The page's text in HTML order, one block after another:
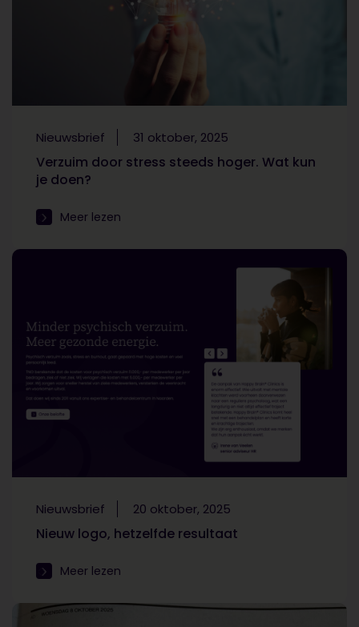
Nieuwsbrief 31 oktober, 2025
Verzuim door stress steeds hoger. Wat kun
je doen?
Meer lezen
Nieuwsbrief 20 oktober, 2025
Nieuw logo, hetzelfde resultaat
Meer lezen